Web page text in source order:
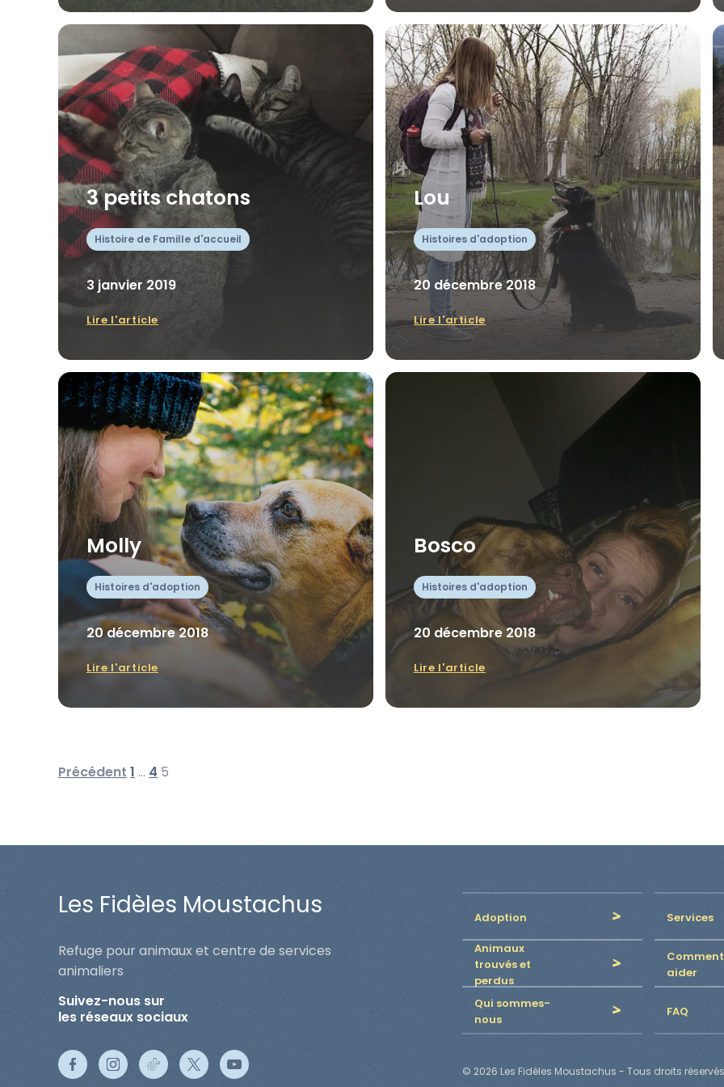
3 petits chatons
Histoire de Famille d'accueil
3 janvier 2019
Lire l'article
Lou
Histoires d'adoption
20 décembre 2018
Lire l'article
Molly
Histoires d'adoption
20 décembre 2018
Lire l'article
Bosco
Histoires d'adoption
20 décembre 2018
Lire l'article
Précédent 1 … 4 5
Les Fidèles Moustachus
Refuge pour animaux et centre de services
animaliers
Suivez-nous sur
les réseaux sociaux
Adoption
Services
Animaux
trouvés et
perdus
aider
Qui sommes-
nous
FAQ
© 2026 Les Fidèles Moustachus - Tous droits